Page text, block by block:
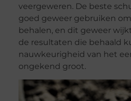
veergeweren. De beste
goed geweer gebruiken
behalen, en dit geweer
de resultaten die behaald
nauwkeurigheid van het
ongekend groot.